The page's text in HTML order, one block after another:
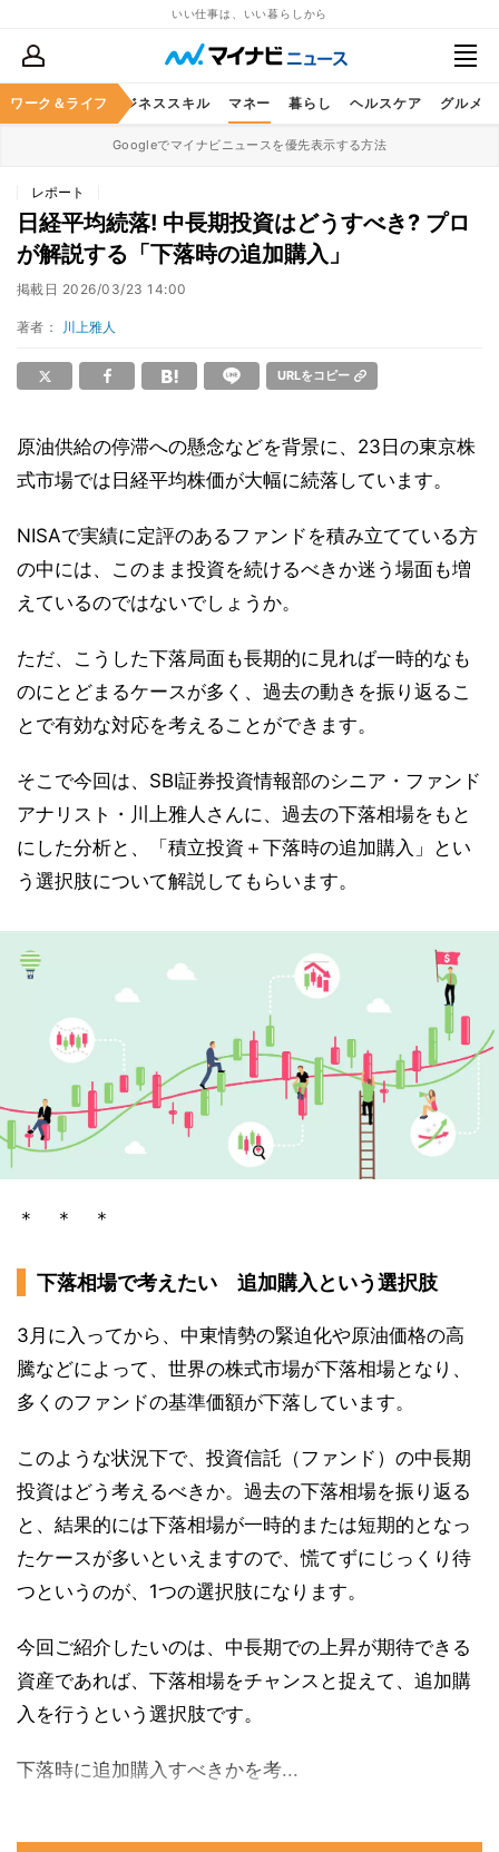
いい仕事は、いい暮らしから
ワーク＆ライフ
キャリア ビジネススキル マネー 暮らし ヘルスケア グルメ
Googleでマイナビニュースを優先表示する方法
レポート
日経平均続落! 中長期投資はどうすべき? プロ
が解説する「下落時の追加購入」
掲載日 2026/03/23 14:00
著者： 川上雅人
URLをコピー
原油供給の停滞への懸念などを背景に、23日の東京株
式市場では日経平均株価が大幅に続落しています。
NISAで実績に定評のあるファンドを積み立てている方
の中には、このまま投資を続けるべきか迷う場面も増
えているのではないでしょうか。
ただ、こうした下落局面も長期的に見れば一時的なも
のにとどまるケースが多く、過去の動きを振り返るこ
とで有効な対応を考えることができます。
そこで今回は、SBI証券投資情報部のシニア・ファンド
アナリスト・川上雅人さんに、過去の下落相場をもと
にした分析と、「積立投資＋下落時の追加購入」とい
う選択肢について解説してもらいます。
＊ ＊ ＊
下落相場で考えたい 追加購入という選択肢
3月に入ってから、中東情勢の緊迫化や原油価格の高
騰などによって、世界の株式市場が下落相場となり、
多くのファンドの基準価額が下落しています。
このような状況下で、投資信託（ファンド）の中長期
投資はどう考えるべきか。過去の下落相場を振り返る
と、結果的には下落相場が一時的または短期的となっ
たケースが多いといえますので、慌てずにじっくり待
つというのが、1つの選択肢になります。
今回ご紹介したいのは、中長期での上昇が期待できる
資産であれば、下落相場をチャンスと捉えて、追加購
入を行うという選択肢です。
下落時に追加購入すべきかを考...